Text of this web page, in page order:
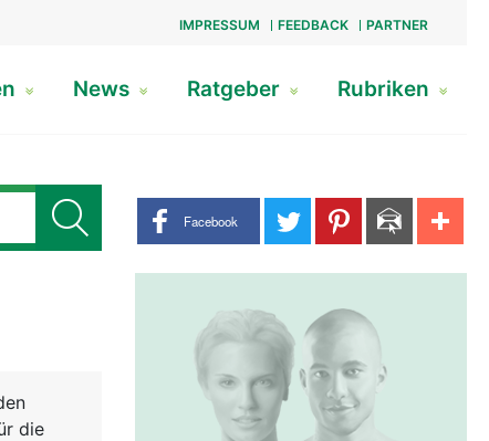
IMPRESSUM FEEDBACK PARTNER
News Ratgeber Rubriken
Share buttons
Facebook
die